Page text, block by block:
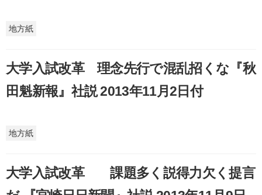
地方紙
大学入試改革 理念先行で混乱招くな『秋
田魁新報』社説 2013年11月2日付
地方紙
大学入試改革 課題多く説得力欠く提言